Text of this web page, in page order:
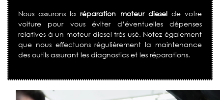
Nous assurons laréparation moteur dieselde votre
voiture pour vous éviter d’éventuelles dépenses
relatives à un moteur diesel très usé. Notez également
que nous effectuons régulièrement la maintenance
des outils assurant les diagnostics et les réparations.